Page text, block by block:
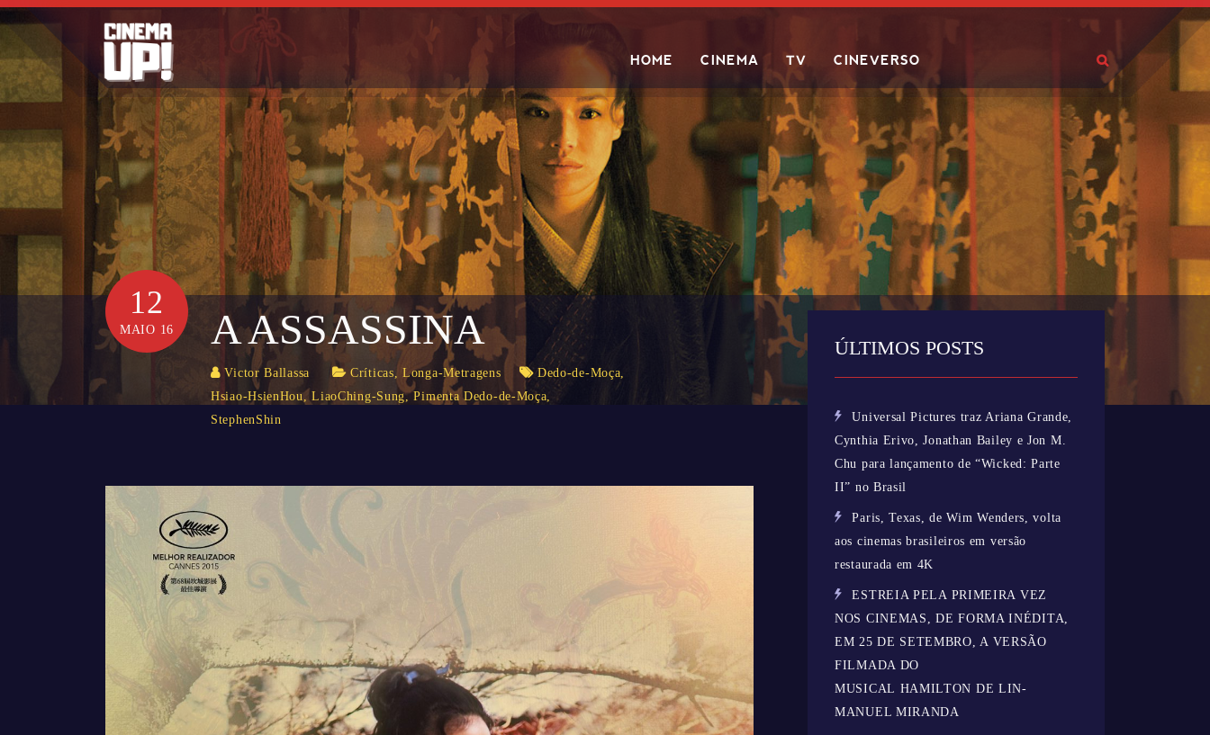
Skip
content
HOME CINEMA TV CINEVERSO
Search
12
MAIO 16 A ASSASSINA
Victor Ballassa Críticas,Longa-Metragens Dedo-de-Moça,
Hsiao-HsienHou,LiaoChing-Sung,Pimenta Dedo-de-Moça,
StephenShin
ÚLTIMOS POSTS
Universal Pictures traz Ariana Grande,
Cynthia Erivo, Jonathan Bailey e Jon M.
Chu para lançamento de “Wicked: Parte
II” no Brasil
Paris, Texas, de Wim Wenders, volta
aos cinemas brasileiros em versão
restaurada em 4K
ESTREIA PELA PRIMEIRA VEZ
NOS CINEMAS, DE FORMA INÉDITA,
EM 25 DE SETEMBRO, A VERSÃO
FILMADA DO
MUSICAL HAMILTON DE LIN-
MANUEL MIRANDA